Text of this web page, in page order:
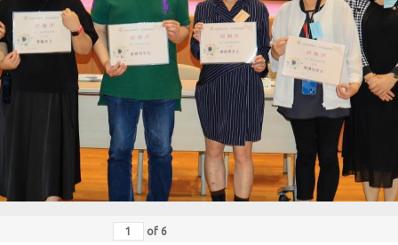
of 6